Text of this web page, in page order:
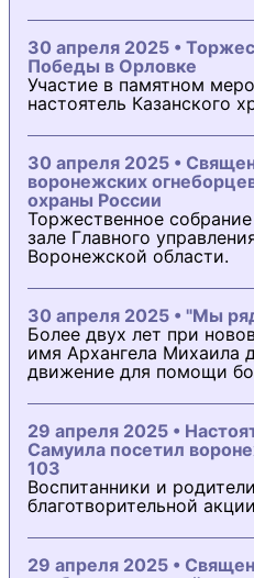
30 апреля 2025 •
Победы в Орловке
Участие в памятном
настоятель Казанского
30 апреля 2025 •
воронежских
охраны России
Торжественное
зале Главного
Воронежской области.
30 апреля 2025 • "Мы
Более двух лет при
имя Архангела Михаила
движение для помощи
29 апреля 2025 •
Самуила посетил
103
Воспитанники и
благотворительной
29 апреля 2025 •